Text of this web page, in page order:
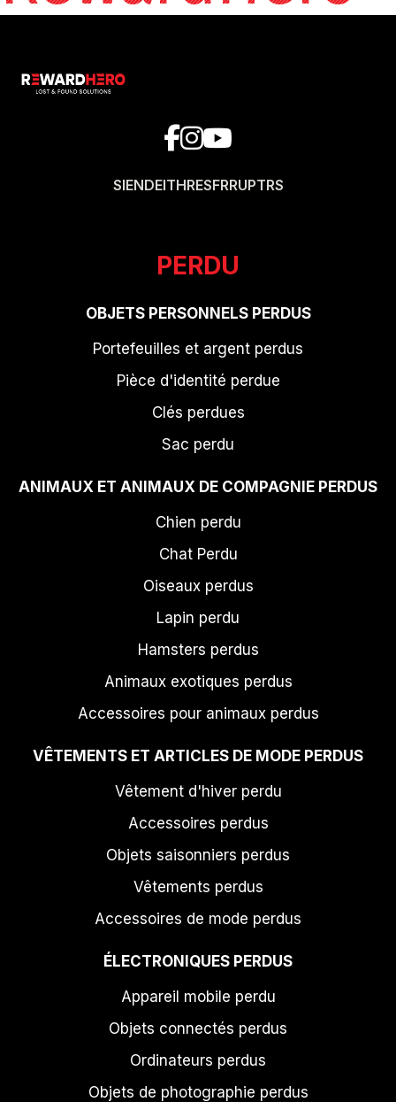
SIENDEITHRESFRRUPTRS
PERDU
OBJETS PERSONNELS PERDUS
Portefeuilles et argent perdus
Pièce d'identité perdue
Clés perdues
Sac perdu
ANIMAUX ET ANIMAUX DE COMPAGNIE PERDUS
Chien perdu
Chat Perdu
Oiseaux perdus
Lapin perdu
Hamsters perdus
Animaux exotiques perdus
Accessoires pour animaux perdus
VÊTEMENTS ET ARTICLES DE MODE PERDUS
Vêtement d'hiver perdu
Accessoires perdus
Objets saisonniers perdus
Vêtements perdus
Accessoires de mode perdus
ÉLECTRONIQUES PERDUS
Appareil mobile perdu
Objets connectés perdus
Ordinateurs perdus
Objets de photographie perdus